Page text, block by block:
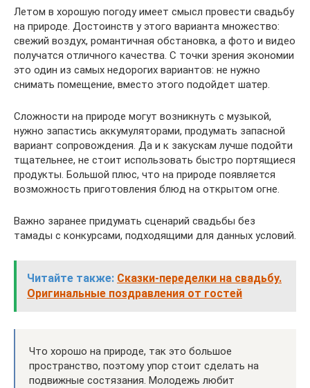
Летом в хорошую погоду имеет смысл провести свадьбу
на природе. Достоинств у этого варианта множество:
свежий воздух, романтичная обстановка, а фото и видео
получатся отличного качества. С точки зрения экономии
это один из самых недорогих вариантов: не нужно
снимать помещение, вместо этого подойдет шатер.
Сложности на природе могут возникнуть с музыкой,
нужно запастись аккумуляторами, продумать запасной
вариант сопровождения. Да и к закускам лучше подойти
тщательнее, не стоит использовать быстро портящиеся
продукты. Большой плюс, что на природе появляется
возможность приготовления блюд на открытом огне.
Важно заранее придумать сценарий свадьбы без
тамады с конкурсами, подходящими для данных условий.
Читайте также: Сказки-переделки на свадьбу.
Оригинальные поздравления от гостей
Что хорошо на природе, так это большое
пространство, поэтому упор стоит сделать на
подвижные состязания. Молодежь любит